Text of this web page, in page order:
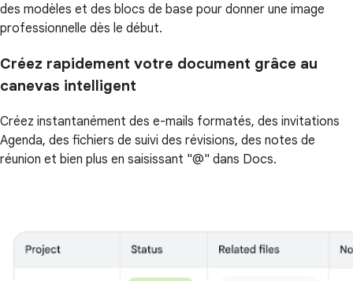
des modèles et des blocs de base pour donner une image
professionnelle dès le début.
Créez rapidement votre document grâce au
canevas intelligent
Créez instantanément des e-mails formatés, des invitations
Agenda, des fichiers de suivi des révisions, des notes de
réunion et bien plus en saisissant "@" dans Docs.